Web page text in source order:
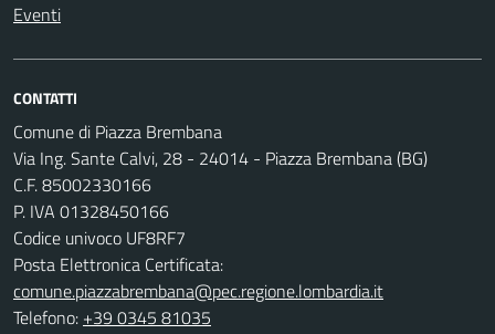
Eventi
CONTATTI
Comune di Piazza Brembana
Via Ing. Sante Calvi, 28 - 24014 - Piazza Brembana (BG)
C.F. 85002330166
P. IVA 01328450166
Codice univoco UF8RF7
Posta Elettronica Certificata:
comune.piazzabrembana@pec.regione.lombardia.it
Telefono: +39 0345 81035